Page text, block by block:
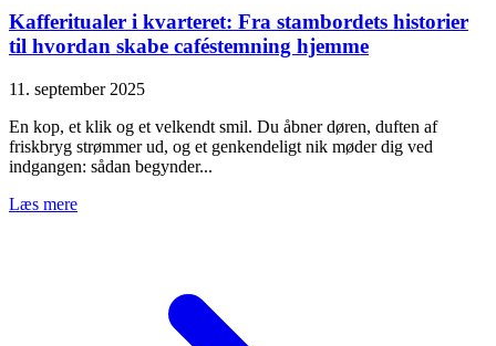
Kafferitualer i kvarteret: Fra stambordets historier
til hvordan skabe caféstemning hjemme
11. september 2025
En kop, et klik og et velkendt smil. Du åbner døren, duften af
friskbryg strømmer ud, og et genkendeligt nik møder dig ved
indgangen: sådan begynder...
Læs mere